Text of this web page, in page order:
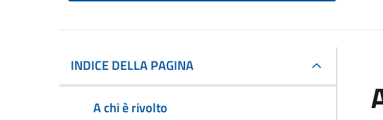
INDICE DELLA PAGINA
A chi è rivolto